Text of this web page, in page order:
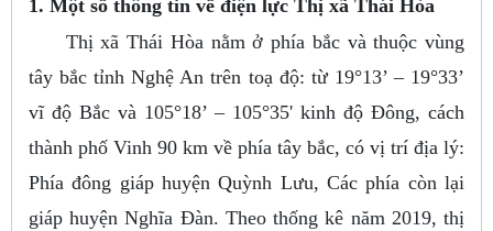
1. Một số thông tin về điện lực Thị xã Thái Hòa
Thị xã Thái Hòa nằm ở phía bắc và thuộc vùng
tây bắc tỉnh Nghệ An trên toạ độ: từ 19°13’ – 19°33’
vĩ độ Bắc và 105°18’ – 105°35' kinh độ Đông, cách
thành phố Vinh 90 km về phía tây bắc, có vị trí địa lý:
Phía đông giáp huyện Quỳnh Lưu, Các phía còn lại
giáp huyện Nghĩa Đàn. Theo thống kê năm 2019, thị